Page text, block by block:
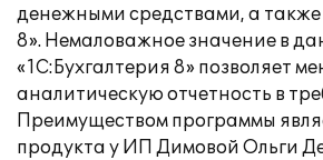
денежными средствами, а
8». Немаловажное значение в
«1С:Бухгалтерия 8» позволяет
аналитическую отчетность в
Преимуществом программы
продукта у ИП Димовой Ольги